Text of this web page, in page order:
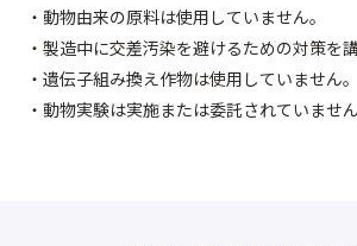
・動物由来の原料は使用していません。
・製造中に交差汚染を避けるための対策を
・遺伝子組み換え作物は使用していません。
・動物実験は実施または委託されていません